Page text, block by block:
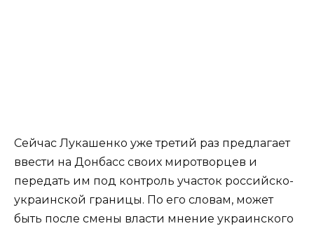
Сейчас Лукашенко уже третий раз предлагает
ввести на Донбасс своих миротворцев и
передать им под контроль участок российско-
украинской границы. По его словам, может
быть после смены власти мнение украинского